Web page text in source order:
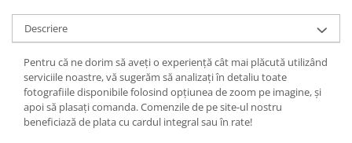
Descriere
Pentru că ne dorim să aveți o experiență cât mai plăcută utilizând
serviciile noastre, vă sugerăm să analizați în detaliu toate
fotografiile disponibile folosind opțiunea de zoom pe imagine, și
apoi să plasați comanda. Comenzile de pe site-ul nostru
beneficiază de plata cu cardul integral sau în rate!